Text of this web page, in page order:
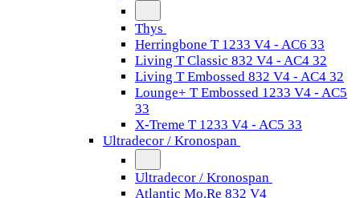
Thys
Herringbone T 1233 V4 - AC6 33
Living T Classic 832 V4 - AC4 32
Living T Embossed 832 V4 - AC4 32
Lounge+ T Embossed 1233 V4 - AC5
33
X-Treme T 1233 V4 - AC5 33
Ultradecor / Kronospan
Ultradecor / Kronospan
Atlantic Mo.Re 832 V4